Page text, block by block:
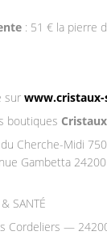
: 51 € la pierre
sur www.cristaux-
boutiques
Cherche-Midi
Gambetta 24200
SANTÉ
Cordeliers —